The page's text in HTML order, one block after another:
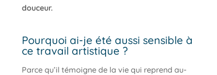
douceur.
Pourquoi ai-je été aussi sensible à
ce travail artistique ?
Parce qu’il témoigne de la vie qui reprend au-